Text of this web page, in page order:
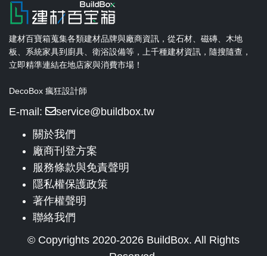
建材百寶箱蒐集各類建材品牌與廠商資訊，從石材、磁磚、木地
板、系統家具到廚具、衛浴設備等，上千種建材資訊，隨搜隨查，
立即精準連結在地店家與消費市場！
DecoBox 瘋狂設計師
E-mail:
service@buildbox.tw
關於我們
廠商刊登方案
服務條款與免責聲明
隱私權保護政策
著作權聲明
聯絡我們
© Copyrights 2020-2026 BuildBox. All Rights